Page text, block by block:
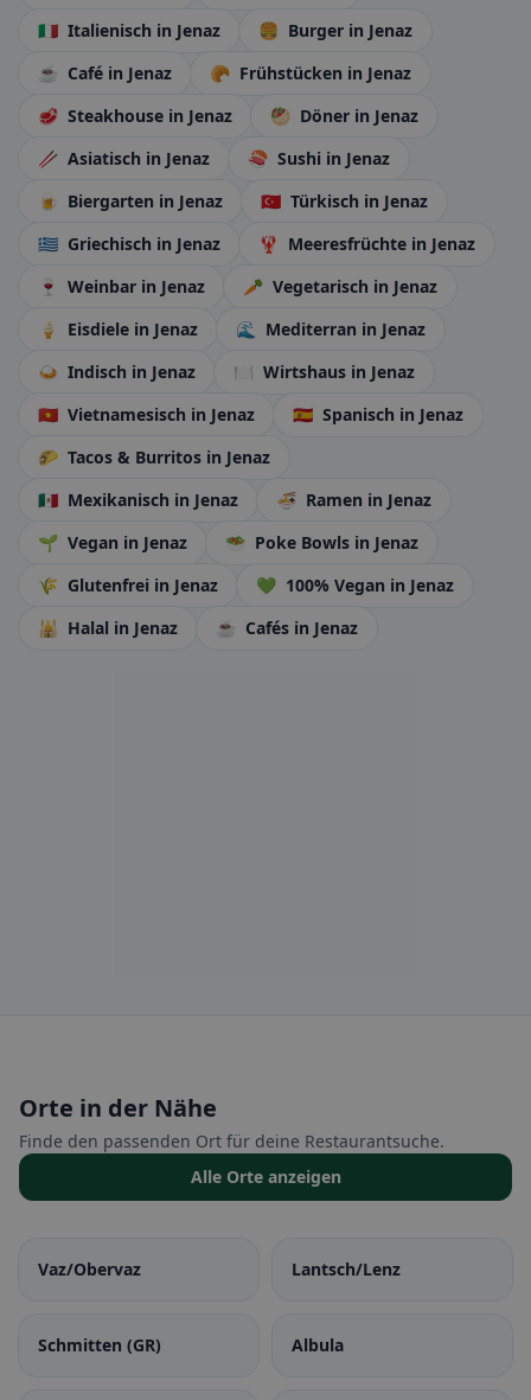
🇮🇹 Italienisch in Jenaz 🍔 Burger in Jenaz
☕ Café in Jenaz 🥐 Frühstücken in Jenaz
🥩 Steakhouse in Jenaz 🥙 Döner in Jenaz
🥢 Asiatisch in Jenaz 🍣 Sushi in Jenaz
🍺 Biergarten in Jenaz 🇹🇷 Türkisch in Jenaz
🇬🇷 Griechisch in Jenaz 🦞 Meeresfrüchte in Jenaz
🍷
Weinbar in Jenaz 🥕 Vegetarisch in Jenaz
🍦
Eisdiele in Jenaz 🌊 Mediterran in Jenaz
🍛 Indisch in Jenaz 🍽️ Wirtshaus in Jenaz
🇻🇳 Vietnamesisch in Jenaz 🇪🇸 Spanisch in Jenaz
🌮 Tacos & Burritos in Jenaz
🇲🇽 Mexikanisch in Jenaz 🍜 Ramen in Jenaz
🌱 Vegan in Jenaz 🥗 Poke Bowls in Jenaz
🌾 Glutenfrei in Jenaz 💚 100% Vegan in Jenaz
🕌 Halal in Jenaz ☕ Cafés in Jenaz
Orte in der Nähe
Finde den passenden Ort für deine Restaurantsuche.
Alle Orte anzeigen
Vaz/Obervaz Lantsch/Lenz
Schmitten (GR) Albula